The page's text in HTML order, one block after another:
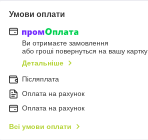
Умови оплати
Ви отримаєте замовлення
або гроші повернуться на вашу картку
Детальніше
Післяплата
Оплата на рахунок
Оплата на рахунок
Всі умови оплати